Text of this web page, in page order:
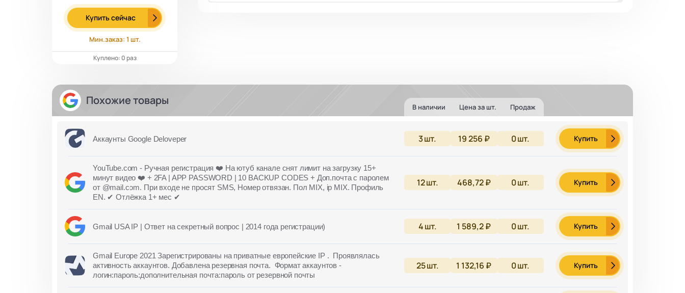
Купить сейчас
Мин.заказ: 1 шт.
Куплено: 0 раз
Похожие товары В наличии Цена за шт. Продаж
Аккаунты Google Deloveper 3шт. 19 256 ₽ 0шт. Купить
YouTube.com - Ручная регистрация ❤️ На ютуб канале снят лимит на загрузку 15+
минут видео ❤️ + 2FA | APP PASSWORD | 10 BACKUP CODES + Доп.почта с паролем
от @mail.com. При входе не просят SMS, Номер отвязан. Пол MIX, ip MIX. Профиль
EN. ✔ Отлёжка 1+ мес ✔
12шт. 468,72 ₽ 0шт. Купить
Gmail USA IP | Ответ на секретный вопрос | 2014 года регистрации) 4шт. 1 589,2 ₽ 0шт. Купить
Gmail Europe 2021 Зарегистрированы на приватные европейские IP . Проявлялась
активность аккаунтов. Добавлена резервная почта. Формат аккаунтов -
логин:пароль:дополнительная почта:пароль от резервной почты
25шт. 1 132,16 ₽ 0шт. Купить